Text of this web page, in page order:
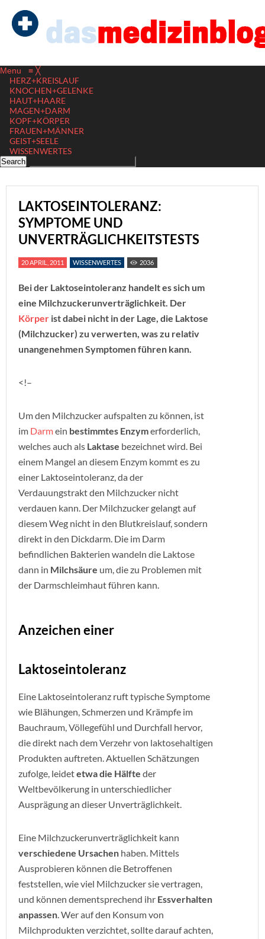
Menu ≡ ╳
HERZ+KREISLAUF
KNOCHEN+GELENKE
HAUT+HAARE
MAGEN+DARM
KOPF+KÖRPER
FRAUEN+MÄNNER
GEIST+SEELE
WISSENWERTES
LAKTOSEINTOLERANZ:
SYMPTOME UND
UNVERTRÄGLICHKEITSTESTS
20 APRIL, 2011 WISSENWERTES 2036
Bei der Laktoseintoleranz handelt es sich um
eine Milchzuckerunverträglichkeit. Der
Körper ist dabei nicht in der Lage, die Laktose
(Milchzucker) zu verwerten, was zu relativ
unangenehmen Symptomen führen kann.
<!–
Um den Milchzucker aufspalten zu können, ist
im Darmein bestimmtes Enzymerforderlich,
welches auch als Laktase bezeichnet wird. Bei
einem Mangel an diesem Enzym kommt es zu
einer Laktoseintoleranz, da der
Verdauungstrakt den Milchzucker nicht
verdauen kann. Der Milchzucker gelangt auf
diesem Weg nicht in den Blutkreislauf, sondern
direkt in den Dickdarm. Die im Darm
befindlichen Bakterien wandeln die Laktose
dann in Milchsäure um, die zu Problemen mit
der Darmschleimhaut führen kann.
Anzeichen einer
Laktoseintoleranz
Eine Laktoseintoleranz ruft typische Symptome
wie Blähungen, Schmerzen und Krämpfe im
Bauchraum, Völlegefühl und Durchfall hervor,
die direkt nach dem Verzehr von laktosehaltigen
Produkten auftreten. Aktuellen Schätzungen
zufolge, leidetetwa die Hälfte der
Weltbevölkerung in unterschiedlicher
Ausprägung an dieser Unverträglichkeit.
Eine Milchzuckerunverträglichkeit kann
verschiedene Ursachen haben. Mittels
Ausprobieren können die Betroffenen
feststellen, wie viel Milchzucker sie vertragen,
und können dementsprechend ihr Essverhalten
anpassen. Wer auf den Konsum von
Milchprodukten verzichtet, sollte darauf achten,